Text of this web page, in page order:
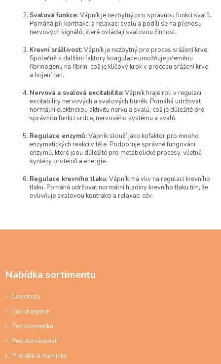
p
r
v
k
y
v
i
s
u
Svalová funkce:Vápník je nezbytný pro správnou funkci svalů.
Pomáhá při kontrakci a relaxaci svalů a podílí se na přenosu
nervových signálů, které ovládají svalovou činnost.
Krevní srážlivost:Vápník je nezbytný pro proces srážení krve.
Společně s dalšími faktory koagulace umožňuje přeměnu
fibrinogenu na fibrin, což je klíčový krok v procesu srážení krve
a hojení ran.
Nervová a svalová excitabilita:Vápník hraje roli v regulaci
excitability nervových a svalových buněk. Pomáhá udržovat
normální elektrickou aktivitu nervů a svalů, což je důležité pro
správnou funkci srdce, nervového systému a svalů.
Regulace enzymů:Vápník slouží jako kofaktor pro mnoho
enzymatických reakcí v těle. Podporuje správné fungování
enzymů, které jsou důležité pro metabolické procesy, včetně
syntézy proteinů a energie.
Regulace krevního tlaku:Vápník má vliv na regulaci krevního
tlaku. Pomáhá udržovat normální hladiny krevního tlaku tím, že
ovlivňuje svalovou kontrakci a relaxaci cév.
Nabídka sortimentu
Eco obaly
Eco drogerie
Eco kosmetika
Eco domácnost
Pro děti a maminky